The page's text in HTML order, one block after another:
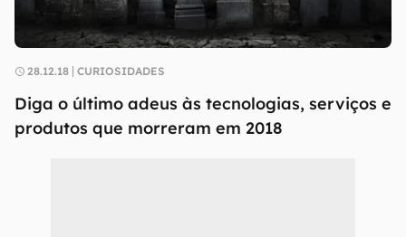
28.12.18 CURIOSIDADES
Diga o último adeus às tecnologias, serviços e
produtos que morreram em 2018